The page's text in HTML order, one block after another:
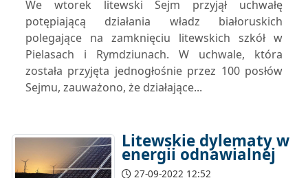
We wtorek litewski Sejm przyjął uchwałę
potępiającą działania władz białoruskich
polegające na zamknięciu litewskich szkół w
Pielasach i Rymdziunach. W uchwale, która
została przyjęta jednogłośnie przez 100 posłów
Sejmu, zauważono, że działające...
Litewskie dylematy w
energii odnawialnej
27-09-2022 12:52